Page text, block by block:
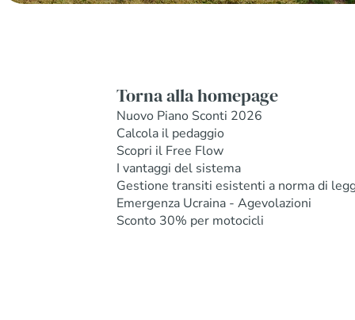
Torna alla homepage
Nuovo Piano Sconti 2026
Calcola il pedaggio
Scopri il Free Flow
I vantaggi del sistema
Gestione transiti esistenti a norma di
Emergenza Ucraina - Agevolazioni
Sconto 30% per motocicli